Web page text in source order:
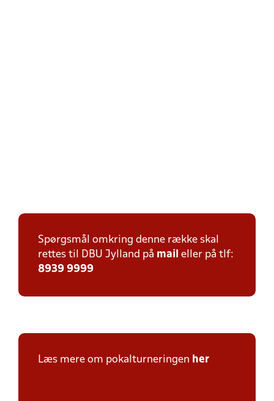
Spørgsmål omkring denne række skal
rettes til DBU Jylland på mail eller på tlf:
8939 9999
Læs mere om pokalturneringen her